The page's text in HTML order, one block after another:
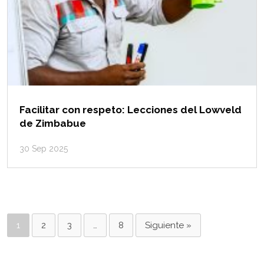
Facilitar con respeto: Lecciones del Lowveld
de Zimbabue
30 Sep 2025
1 2 3 … 8 Siguiente »